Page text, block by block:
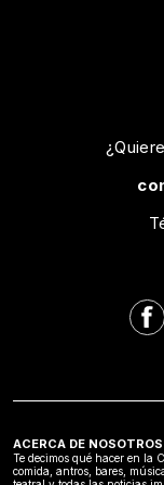
ACERCA DE NOSOTROS
Te decimos qué hacer en la
comida, antros, bares,